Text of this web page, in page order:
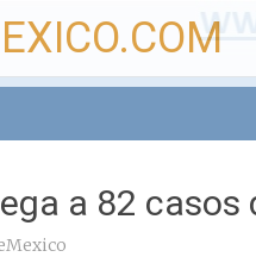
a 82 casos